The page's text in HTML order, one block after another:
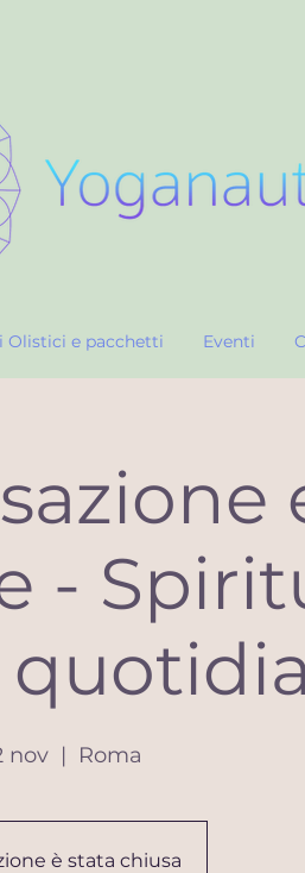
Olistici e pacchetti Eventi
-
nov
  |
Roma
è stata chiusa